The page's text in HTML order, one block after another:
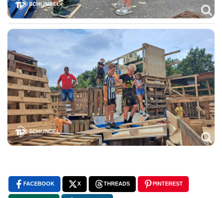
FACEBOOK X THREADS PINTEREST